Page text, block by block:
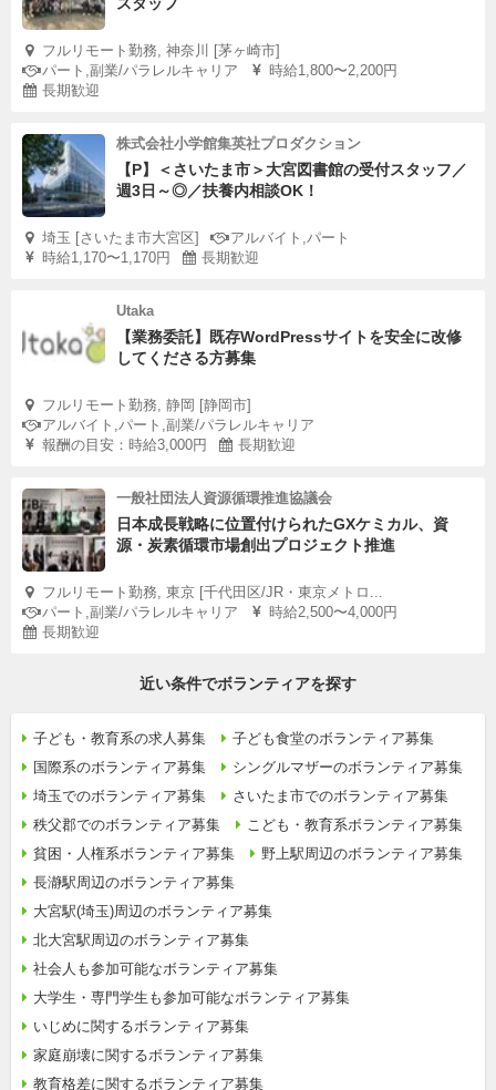
フルリモート勤務, 神奈川 [茅ヶ崎市]
パート,副業/パラレルキャリア
時給1,800〜2,200円
長期歓迎
株式会社小学館集英社プロダクション
【P】＜さいたま市＞大宮図書館の受付スタッフ／
週3日～◎／扶養内相談OK！
埼玉 [さいたま市大宮区]
アルバイト,パート
時給1,170〜1,170円
長期歓迎
Utaka
【業務委託】既存WordPressサイトを安全に改修
してくださる方募集
フルリモート勤務, 静岡 [静岡市]
アルバイト,パート,副業/パラレルキャリア
報酬の目安：時給3,000円
長期歓迎
一般社団法人資源循環推進協議会
日本成長戦略に位置付けられたGXケミカル、資
源・炭素循環市場創出プロジェクト推進
フルリモート勤務, 東京 [千代田区/JR・東京メトロ...
パート,副業/パラレルキャリア
時給2,500〜4,000円
長期歓迎
近い条件でボランティアを探す
子ども・教育系の求人募集
子ども食堂のボランティア募集
国際系のボランティア募集
シングルマザーのボランティア募集
埼玉でのボランティア募集
さいたま市でのボランティア募集
秩父郡でのボランティア募集
こども・教育系ボランティア募集
貧困・人権系ボランティア募集
野上駅周辺のボランティア募集
長瀞駅周辺のボランティア募集
大宮駅(埼玉)周辺のボランティア募集
北大宮駅周辺のボランティア募集
社会人も参加可能なボランティア募集
大学生・専門学生も参加可能なボランティア募集
いじめに関するボランティア募集
家庭崩壊に関するボランティア募集
教育格差に関するボランティア募集